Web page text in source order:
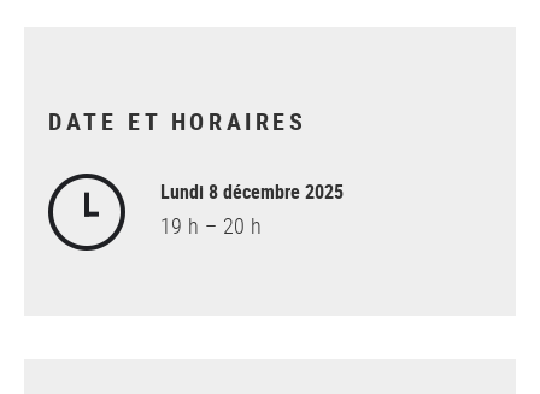
DATE ET HORAIRES
Lundi 8 décembre 2025
19 h – 20 h